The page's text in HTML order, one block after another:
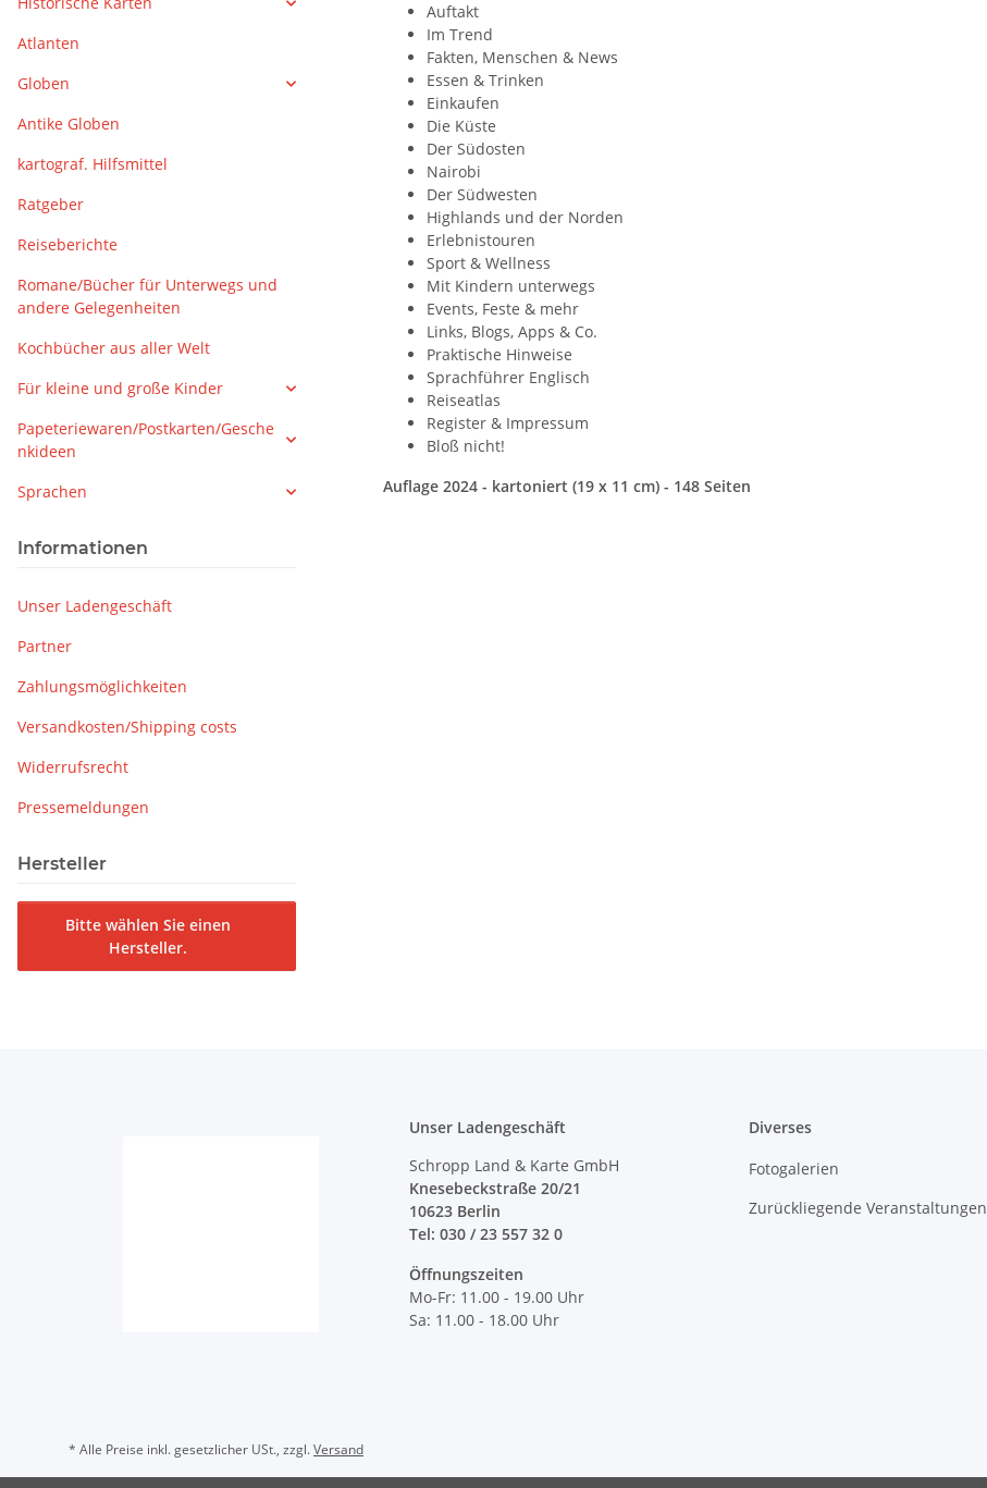
Auftakt
Im Trend
Fakten, Menschen & News
Essen & Trinken
Einkaufen
Die Küste
Der Südosten
Nairobi
Der Südwesten
Highlands und der Norden
Erlebnistouren
Sport & Wellness
Mit Kindern unterwegs
Events, Feste & mehr
Links, Blogs, Apps & Co.
Praktische Hinweise
Sprachführer Englisch
Reiseatlas
Register & Impressum
Bloß nicht!
Auflage 2024 - kartoniert (19 x 11 cm) - 148 Seiten
Atlanten
Globen
Antike Globen
kartograf. Hilfsmittel
Ratgeber
Reiseberichte
Romane/Bücher für Unterwegs und
andere Gelegenheiten
Kochbücher aus aller Welt
Für kleine und große Kinder
Papeteriewaren/Postkarten/Gesche
nkideen
Sprachen
Informationen
Unser Ladengeschäft
Partner
Zahlungsmöglichkeiten
Versandkosten/Shipping costs
Widerrufsrecht
Pressemeldungen
Hersteller
Bitte wählen Sie einen
Hersteller.
Unser Ladengeschäft
Schropp Land & Karte GmbH
Knesebeckstraße 20/21
10623 Berlin
Tel: 030 / 23 557 32 0
Öffnungszeiten
Mo-Fr: 11.00 - 19.00 Uhr
Sa: 11.00 - 18.00 Uhr
Diverses
Fotogalerien
Zurückliegende Veranstaltungen
* Alle Preise inkl. gesetzlicher USt., zzgl.Versand